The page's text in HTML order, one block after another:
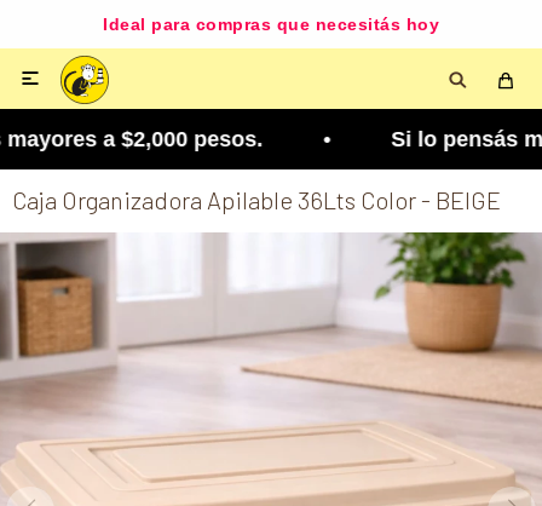
Ideal para compras que necesitás hoy

a $2,000 pesos. • Si lo pensás
Caja Organizadora Apilable 36Lts Color - BEIGE